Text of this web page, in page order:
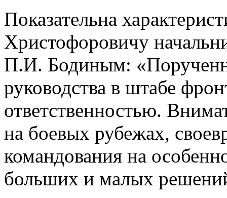
Показательна
Христофоровичу
П.И. Бодиным:
руководства в штабе
ответственностью.
на боевых рубежах,
командования на
больших и малых